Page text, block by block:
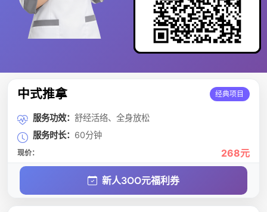
中式推拿 经典项目
服务功效： 舒经活络、全身放松
服务时长： 60分钟
现价： 268元
新人3OO元福利券